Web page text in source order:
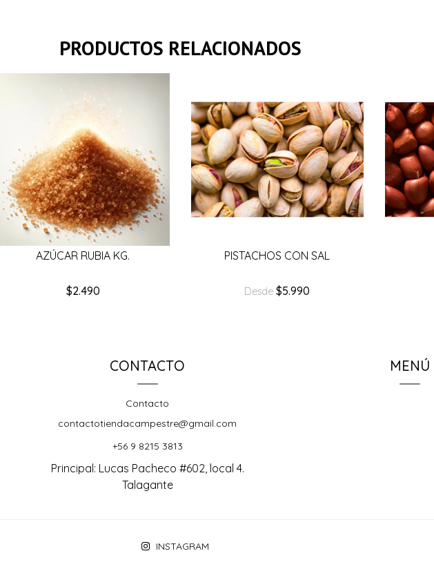
PRODUCTOS RELACIONADOS
AZÚCAR RUBIA KG.
$2.490
PISTACHOS CON SAL
Desde$5.990
CONTACTO
Contacto
contactotiendacampestre@gmail.com
+56 9 8215 3813
Principal: Lucas Pacheco #602, local 4.
Talagante
MENÚ
INSTAGRAM